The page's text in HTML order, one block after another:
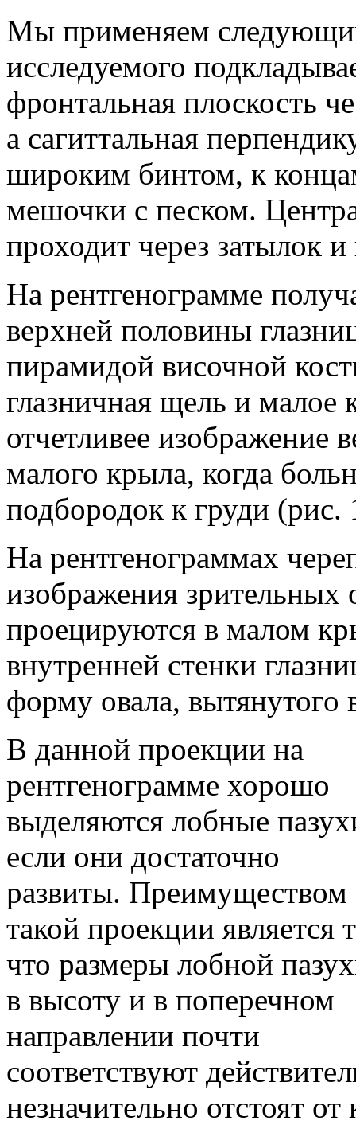
Мы применяем
исследуемого
фронтальная плоскость
а сагиттальная
широким бинтом, к
мешочки с песком.
проходит через затылок
На рентгенограмме
верхней половины
пирамидой височной
глазничная щель и
отчетливее изображение
малого крыла, когда
подбородок к груди (рис.
На рентгенограммах
изображения зрительных
проецируются в малом
внутренней стенки
форму овала, вытянутого
В данной проекции на
рентгенограмме хорошо
выделяются лобные
если они достаточно
развиты. Преимуществом
такой проекции является
что размеры лобной
в высоту и в поперечном
направлении почти
соответствуют
незначительно отстоят от